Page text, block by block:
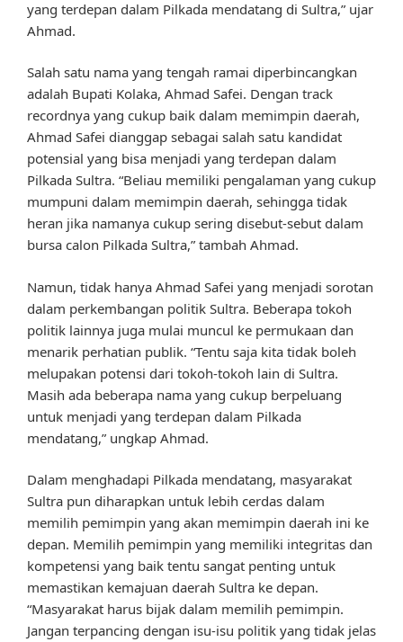
yang terdepan dalam Pilkada mendatang di Sultra,” ujar
Ahmad.
Salah satu nama yang tengah ramai diperbincangkan
adalah Bupati Kolaka, Ahmad Safei. Dengan track
recordnya yang cukup baik dalam memimpin daerah,
Ahmad Safei dianggap sebagai salah satu kandidat
potensial yang bisa menjadi yang terdepan dalam
Pilkada Sultra. “Beliau memiliki pengalaman yang cukup
mumpuni dalam memimpin daerah, sehingga tidak
heran jika namanya cukup sering disebut-sebut dalam
bursa calon Pilkada Sultra,” tambah Ahmad.
Namun, tidak hanya Ahmad Safei yang menjadi sorotan
dalam perkembangan politik Sultra. Beberapa tokoh
politik lainnya juga mulai muncul ke permukaan dan
menarik perhatian publik. “Tentu saja kita tidak boleh
melupakan potensi dari tokoh-tokoh lain di Sultra.
Masih ada beberapa nama yang cukup berpeluang
untuk menjadi yang terdepan dalam Pilkada
mendatang,” ungkap Ahmad.
Dalam menghadapi Pilkada mendatang, masyarakat
Sultra pun diharapkan untuk lebih cerdas dalam
memilih pemimpin yang akan memimpin daerah ini ke
depan. Memilih pemimpin yang memiliki integritas dan
kompetensi yang baik tentu sangat penting untuk
memastikan kemajuan daerah Sultra ke depan.
“Masyarakat harus bijak dalam memilih pemimpin.
Jangan terpancing dengan isu-isu politik yang tidak jelas